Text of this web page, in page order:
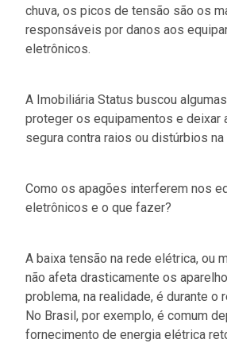
chuva, os picos de tensão são os
responsáveis por danos aos
eletrônicos.
A Imobiliária Status buscou
proteger os equipamentos e deixar
segura contra raios ou distúrbios
Como os apagões interferem nos
eletrônicos e o que fazer?
A baixa tensão na rede elétrica, ou
não afeta drasticamente os
problema, na realidade, é durante o
No Brasil, por exemplo, é comum
fornecimento de energia elétrica